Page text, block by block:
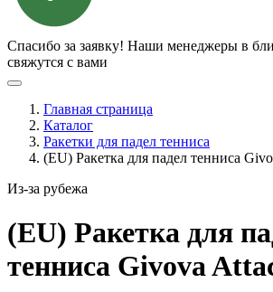
Спасибо за заявку! Наши менеджеры в
свяжутся с вами
Главная страница
Каталог
Ракетки для падел тенниса
(EU) Ракетка для падел тенниса
Из-за рубежа
(EU) Ракетка для
тенниса Givova